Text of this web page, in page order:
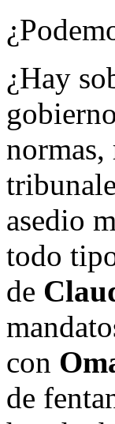
¿Hay
normas,
asedio
todo
de
con
de